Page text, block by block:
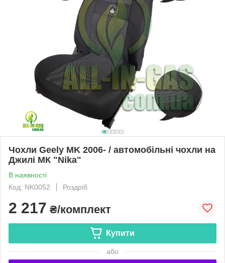
Чохли Geely MK 2006- / автомобільні чохли на
Джилі МК "Nika"
В наявності
Код: NK0052
Роздріб
2 217 ₴/комплект
Купити
або